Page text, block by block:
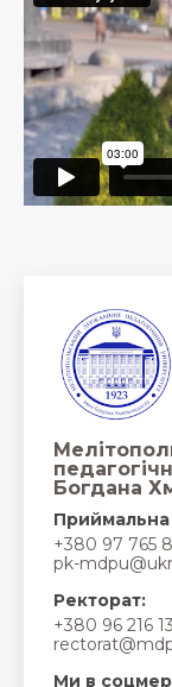
Богдана
Приймальна
+380 97 765
pk-
Ректорат:
+380 96 216
Ми в